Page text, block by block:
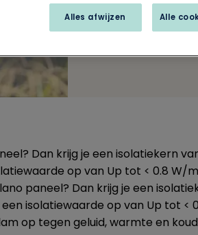
Dan krijg je een isolatiekern
op van Up tot < 0.8 W/
paneel? Dan krijg je een
isolatiewaarde op van Up tot <
op tegen geluid, warmte en
Alles afwijzen Alle